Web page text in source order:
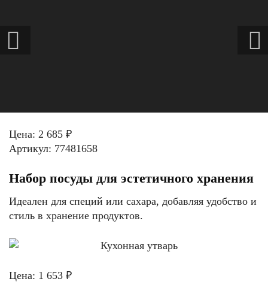
Цена: 2 685 ₽
Артикул: 77481658
Набор посуды для эстетичного хранения
Идеален для специй или сахара, добавляя удобство и
стиль в хранение продуктов.
Цена: 1 653 ₽